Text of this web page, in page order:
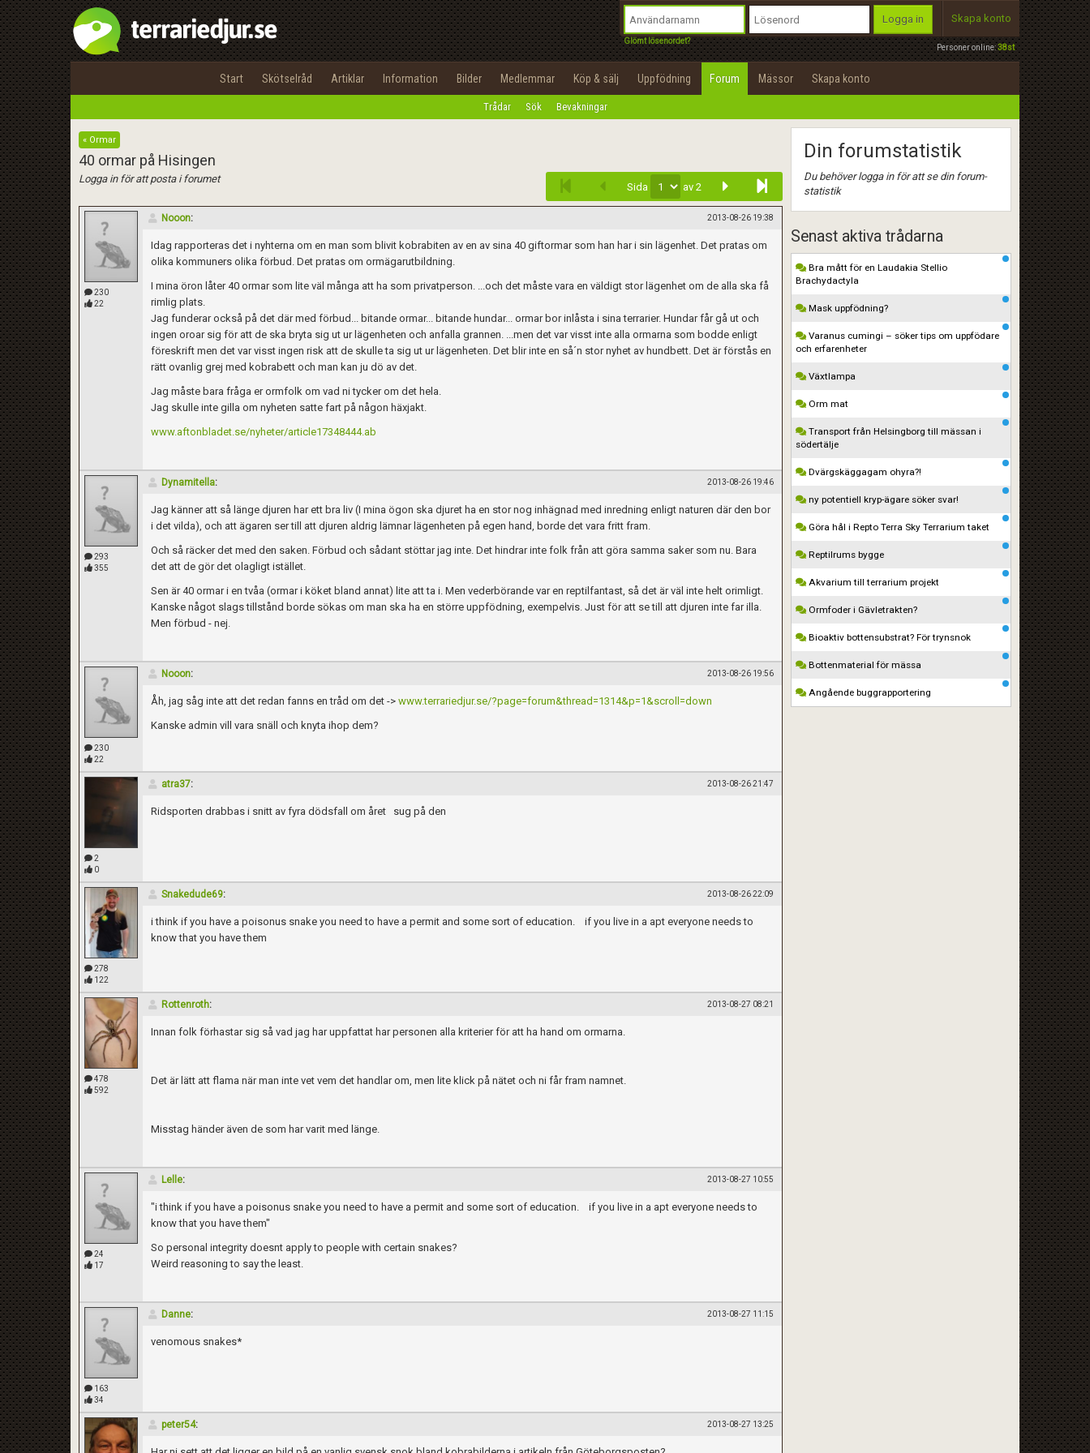
Personer online:38st
Logga in
Glömt lösenordet?
Skapa konto
Start Skötselråd Artiklar Information Bilder Medlemmar Köp & sälj Uppfödning Forum Mässor Skapa konto
Trådar Sök Bevakningar
« Ormar
40 ormar på Hisingen
Logga in för att posta i forumet
Sida av 2
230
22
Nooon: 2013-08-26 19:38
Idag rapporteras det i nyhterna om en man som blivit kobrabiten av en av sina 40 giftormar som han har i sin lägenhet. Det pratas om
olika kommuners olika förbud. Det pratas om ormägarutbildning.
I mina öron låter 40 ormar som lite väl många att ha som privatperson. ...och det måste vara en väldigt stor lägenhet om de alla ska få
rimlig plats.
Jag funderar också på det där med förbud... bitande ormar... bitande hundar... ormar bor inlåsta i sina terrarier. Hundar får gå ut och
ingen oroar sig för att de ska bryta sig ut ur lägenheten och anfalla grannen. ...men det var visst inte alla ormarna som bodde enligt
föreskrift men det var visst ingen risk att de skulle ta sig ut ur lägenheten. Det blir inte en så´n stor nyhet av hundbett. Det är förstås en
rätt ovanlig grej med kobrabett och man kan ju dö av det.
Jag måste bara fråga er ormfolk om vad ni tycker om det hela.
Jag skulle inte gilla om nyheten satte fart på någon häxjakt.
www.aftonbladet.se/nyheter/article17348444.ab
293
355
Dynamitella: 2013-08-26 19:46
Jag känner att så länge djuren har ett bra liv (I mina ögon ska djuret ha en stor nog inhägnad med inredning enligt naturen där den bor
i det vilda), och att ägaren ser till att djuren aldrig lämnar lägenheten på egen hand, borde det vara fritt fram.
Och så räcker det med den saken. Förbud och sådant stöttar jag inte. Det hindrar inte folk från att göra samma saker som nu. Bara
det att de gör det olagligt istället.
Sen är 40 ormar i en tvåa (ormar i köket bland annat) lite att ta i. Men vederbörande var en reptilfantast, så det är väl inte helt orimligt.
Kanske något slags tillstånd borde sökas om man ska ha en större uppfödning, exempelvis. Just för att se till att djuren inte far illa.
Men förbud - nej.
230
22
Nooon: 2013-08-26 19:56
Åh, jag såg inte att det redan fanns en tråd om det -> www.terrariedjur.se/?page=forum&thread=1314&p=1&scroll=down
Kanske admin vill vara snäll och knyta ihop dem?
2
0
atra37: 2013-08-26 21:47
Ridsporten drabbas i snitt av fyra dödsfall om året sug på den
278
122
Snakedude69: 2013-08-26 22:09
i think if you have a poisonus snake you need to have a permit and some sort of education. if you live in a apt everyone needs to
know that you have them
478
592
Rottenroth: 2013-08-27 08:21
Innan folk förhastar sig så vad jag har uppfattat har personen alla kriterier för att ha hand om ormarna.
Det är lätt att flama när man inte vet vem det handlar om, men lite klick på nätet och ni får fram namnet.
Misstag händer även de som har varit med länge.
24
17
Lelle: 2013-08-27 10:55
"i think if you have a poisonus snake you need to have a permit and some sort of education. if you live in a apt everyone needs to
know that you have them"
So personal integrity doesnt apply to people with certain snakes?
Weird reasoning to say the least.
163
34
Danne: 2013-08-27 11:15
venomous snakes*
peter54: 2013-08-27 13:25
Din forumstatistik
Du behöver logga in för att se din forum-
statistik
Senast aktiva trådarna
Bra mått för en Laudakia Stellio
Brachydactyla
Mask uppfödning?
Varanus cumingi – söker tips om uppfödare
och erfarenheter
Växtlampa
Orm mat
Transport från Helsingborg till mässan i
södertälje
Dvärgskäggagam ohyra?!
ny potentiell kryp-ägare söker svar!
Göra hål i Repto Terra Sky Terrarium taket
Reptilrums bygge
Akvarium till terrarium projekt
Ormfoder i Gävletrakten?
Bioaktiv bottensubstrat? För trynsnok
Bottenmaterial för mässa
Angående buggrapportering
Infoga
Utför
100%
OK
integritetspolicy
Namn:
Epost:
Privacy Policy
Terms of Service
Skapa konto
Begär nytt lösenord
Tillbaka till förstasidan